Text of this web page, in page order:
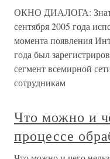
ОКНО ДИАЛОГА: Знать,
сентября 2005 года
момента появления
года был
сегмент всемирной
сотрудникам
Что можно и
процессе